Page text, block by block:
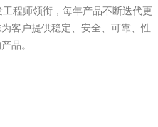
工程师领衔，每年产品不断迭代更
客户提供稳定、安全、可靠、性
品。